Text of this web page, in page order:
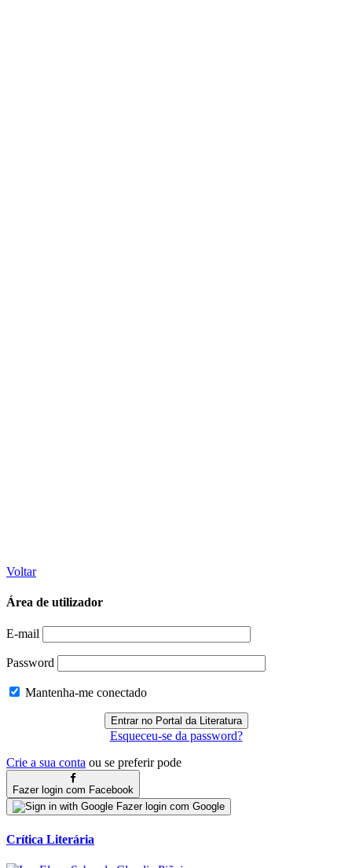
Voltar
Área de utilizador
E-mail
Password
Mantenha-me conectado
Esqueceu-se da password?
Crie a sua conta ou se preferir pode
Fazer login com Facebook
Fazer login com Google
Crítica Literária